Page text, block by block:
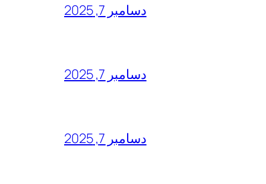
دسامبر 7, 2025
دسامبر 7, 2025
دسامبر 7, 2025